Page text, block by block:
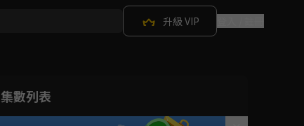
升級 VIP
集數列表